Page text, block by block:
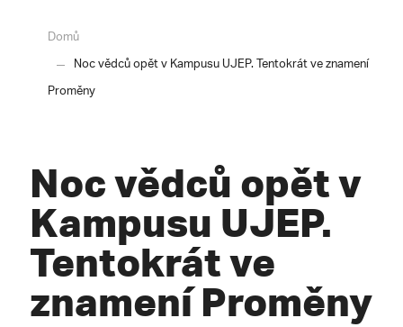
Domů
Noc vědců opět v Kampusu UJEP. Tentokrát ve znamení
Proměny
Noc vědců opět v
Kampusu UJEP.
Tentokrát ve
znamení Proměny